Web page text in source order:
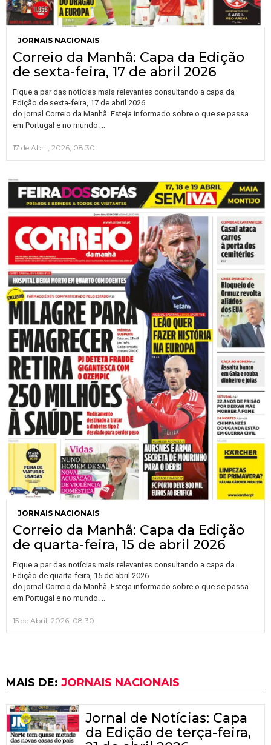
JORNAIS NACIONAIS
Correio da Manhã: Capa da Edição
de sexta-feira, 17 de abril 2026
Fique a par das notícias mais relevantes consultando a capa da
Edição de sexta-feira, 17 de abril 2026
do jornal Correio da Manhã. Esteja informado sobre o que se passa
em Portugal e no mundo. …
17 de Abril, 2026, 08:30
JORNAIS NACIONAIS
Correio da Manhã: Capa da Edição
de quarta-feira, 15 de abril 2026
Fique a par das notícias mais relevantes consultando a capa da
Edição de quarta-feira, 15 de abril 2026
do jornal Correio da Manhã. Esteja informado sobre o que se passa
em Portugal e no mundo.
15 de Abril, 2026, 08:30
MAIS DE: JORNAIS NACIONAIS
Jornal de Notícias: Capa
da Edição de terça-feira,